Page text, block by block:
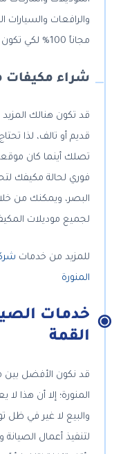
والرافعات والسيارات
مجاناً 100% لكي تكون الفائز الأول بصفقة شراء مربحة.
شراء مكيفات
قد تكون هنالك
قديم أو تالف، لذا
تصلك أينما كان
فوري لحالة مكيفك
البصر، ويمكنك من
لجميع موديلات
للمزيد من خدمات
المنورة
خدمات
القمة
قد نكون الأفضل بين
المنورة؛ إلا أن هذا
والبيع لا غير في ظل
لتنفيذ أعمال